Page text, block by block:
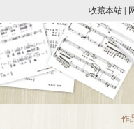
收藏本站
作